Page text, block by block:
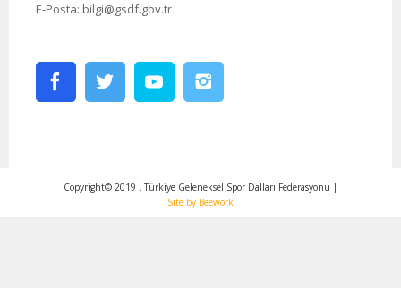
E-Posta: bilgi@gsdf.gov.tr
Copyright© 2019 . Türkiye Geleneksel Spor Dalları Federasyonu |
Site by Beework